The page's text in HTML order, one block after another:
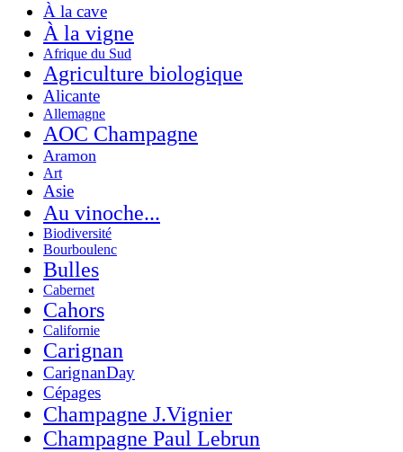
À la cave
À la vigne
Afrique du Sud
Agriculture biologique
Alicante
Allemagne
AOC Champagne
Aramon
Art
Asie
Au vinoche...
Biodiversité
Bourboulenc
Bulles
Cabernet
Cahors
Californie
Carignan
CarignanDay
Cépages
Champagne J.Vignier
Champagne Paul Lebrun